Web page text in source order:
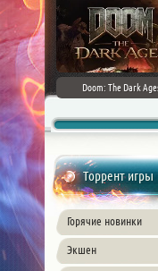
Cut
DLC] (2024)
Doom: The Dark
Торрент игры
Горячие новинки
Экшен